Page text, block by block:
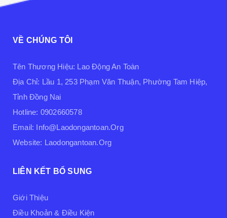
VỀ CHÚNG TÔI
Tên Thương Hiệu: Lao Động An Toàn
Địa Chỉ: Lầu 1, 253 Phạm Văn Thuận, Phường Tam Hiệp,
Tỉnh Đồng Nai
Hotline: 0902660578
Email: Info@laodongantoan.org
Website: Laodongantoan.org
LIÊN KẾT BỔ SUNG
Giới Thiệu
Điều Khoản & Điều Kiện